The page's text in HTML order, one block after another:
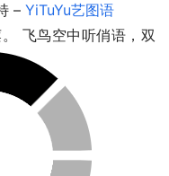
– YiTuYu艺图语
飞鸟空中听俏语，双